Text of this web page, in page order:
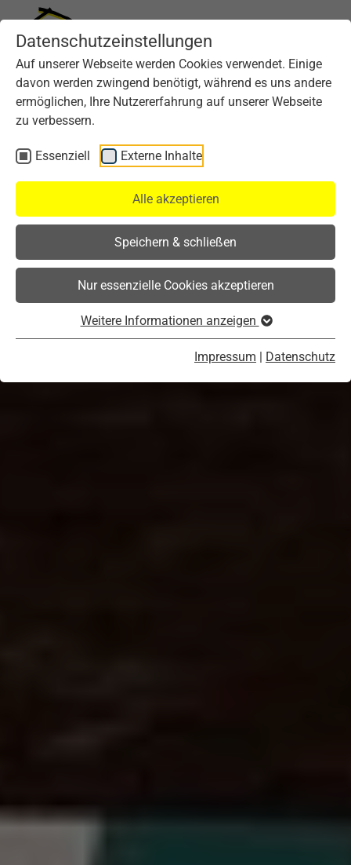
Datenschutzeinstellungen
Auf unserer Webseite werden Cookies verwendet. Einige
davon werden zwingend benötigt, während es uns andere
ermöglichen, Ihre Nutzererfahrung auf unserer Webseite
zu verbessern.
Essenziell Externe Inhalte
Alle akzeptieren
Speichern & schließen
Nur essenzielle Cookies akzeptieren
Weitere Informationen anzeigen
Impressum | Datenschutz